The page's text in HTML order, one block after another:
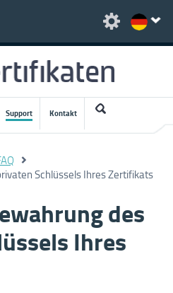
Support Kontakt
Schlüssels Ihres Zertifikats
des
Ihres